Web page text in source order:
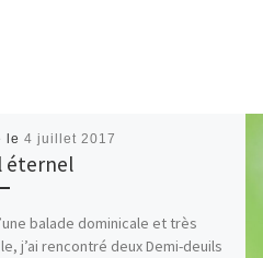
le 4 juillet 2017
éternel
balade dominicale et très
j’ai rencontré deux Demi-deuils